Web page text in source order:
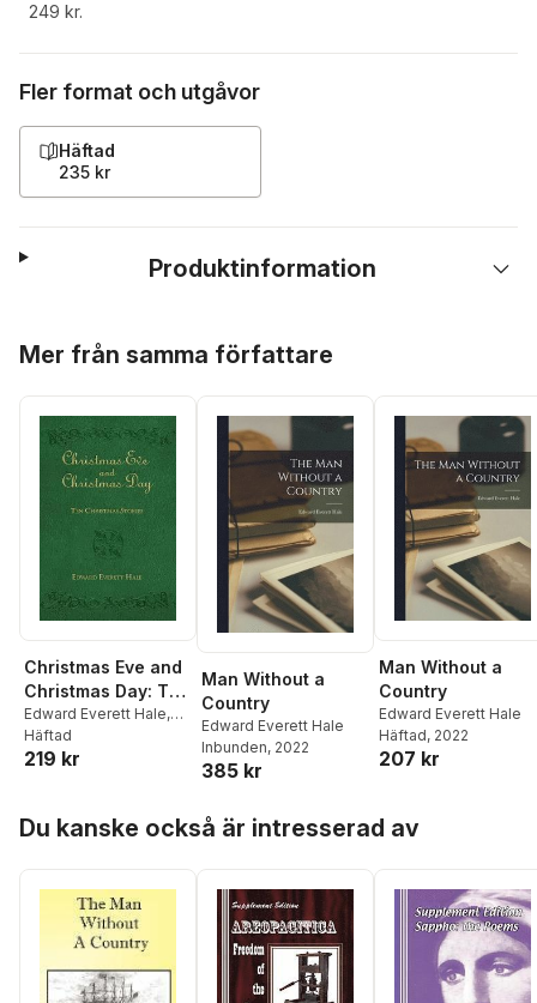
249 kr.
Fler format och utgåvor
Häftad
235 kr
Produktinformation
Mer från samma författare
Christmas Eve and
Christmas Day: Ten
Christmas Stories
Edward Everett Hale,
Mark Diederichsen
Häftad
219 kr
Man Without a
Country
Edward Everett Hale
Inbunden, 2022
385 kr
Man Without a
Country
Edward Everett Hale
Häftad, 2022
207 kr
Du kanske också är intresserad av